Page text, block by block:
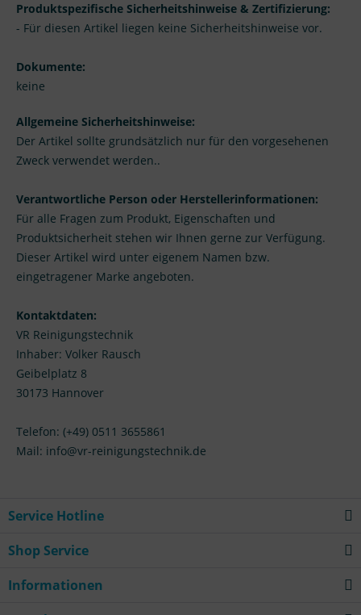
Produktspezifische Sicherheitshinweise & Zertifizierung:
- Für diesen Artikel liegen keine Sicherheitshinweise vor.
Dokumente:
keine
Allgemeine Sicherheitshinweise:
Der Artikel sollte grundsätzlich nur für den vorgesehenen
Zweck verwendet werden..
Verantwortliche Person oder Herstellerinformationen:
Für alle Fragen zum Produkt, Eigenschaften und
Produktsicherheit stehen wir Ihnen gerne zur Verfügung.
Dieser Artikel wird unter eigenem Namen bzw.
eingetragener Marke angeboten.
Kontaktdaten:
VR Reinigungstechnik
Inhaber: Volker Rausch
Geibelplatz 8
30173 Hannover
Telefon: (+49) 0511 3655861
Mail: info@vr-reinigungstechnik.de
Service Hotline
Shop Service
Informationen